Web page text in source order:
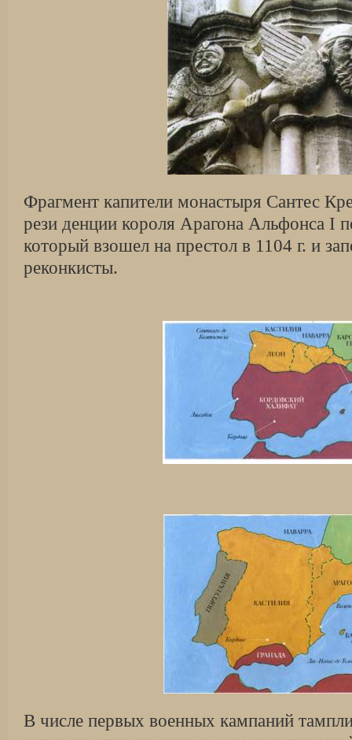
Фрагмент капители монастыря Сантес
рези денции короля Арагона Альфонса I
который взошел на престол в 1104 г. и
реконкисты.
В числе первых военных кампаний